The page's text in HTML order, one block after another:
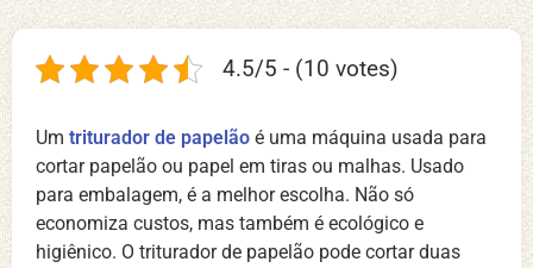
4.5/5 - (10 votes)
Um triturador de papelão é uma máquina usada para
cortar papelão ou papel em tiras ou malhas. Usado
para embalagem, é a melhor escolha. Não só
economiza custos, mas também é ecológico e
higiênico. O triturador de papelão pode cortar duas